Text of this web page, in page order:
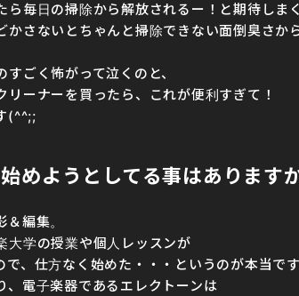
毎日の掃除から解放されるー！と期待しま
さないとちゃんと掃除できない面倒臭さか
ごく怖がって泣くのと、
ーナーを買ったら、これが便利すぎて！
(^^;;
めようとしてる事はあります
編集。
大学の授業や個人レッスンが
、仕方なく始めた・・・というのが本当です
、電子楽器であるエレクトーンは